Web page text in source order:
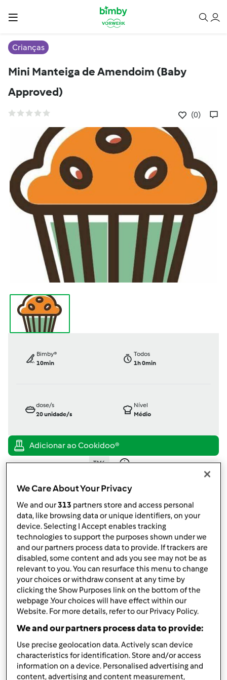
Crianças
Mini Manteiga de Amendoim (Baby
Approved)
(0)
Bimby®
10min
Todos
1h 0min
dose/s
20unidade/s
Nível
Médio
TM6
published: 04.11.2024
alterado: 04.11.2024
Adicionar às minhas coleções
Partilhar receita
Criar uma variante
Ingredientes
ovos
3unidadebananas,maduras
3unidadeovos,M/L
We Care About Your Privacy
We and our313 partners store and access personal
data, like browsing data or unique identifiers, on your
device. Selecting I Accept enables tracking
technologies to support the purposes shown under we
and our partners process data to provide. If trackers are
disabled, some content and ads you see may not be as
relevant to you. You can resurface this menu to change
your choices or withdraw consent at any time by
clicking the Show Purposes link on the bottom of the
webpage .Your choices will have effect within our
Website. For more details, refer to our Privacy Policy.
We and our partners process data to provide:
Use precise geolocation data. Actively scan device
characteristics for identification. Store and/or access
information on a device. Personalised advertising and
content, advertising and content measurement,